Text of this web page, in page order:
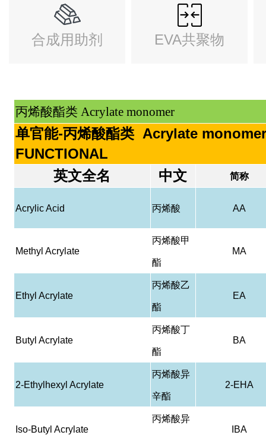
合成用助剂 EVA共聚物
丙烯酸酯类 Acrylate monomer
单官能-丙烯酸酯类 Acrylate
FUNCTIONAL
英文全名
中文 简称
Acrylic Acid 丙烯酸 AA
Methyl Acrylate
丙烯酸甲
酯
MA
Ethyl Acrylate
丙烯酸乙
酯
EA
Butyl Acrylate
丙烯酸丁
酯
BA
2-Ethylhexyl Acrylate
丙烯酸异
辛酯
2-EHA
Iso-Butyl Acrylate
丙烯酸异
IBA